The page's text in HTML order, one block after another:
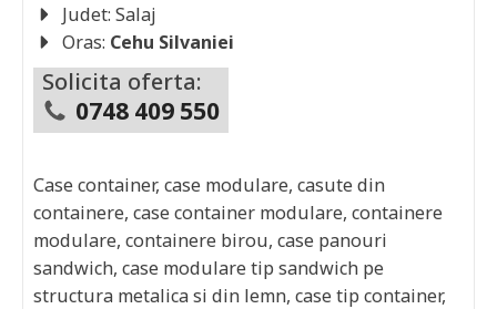
Judet: Salaj
Oras: Cehu Silvaniei
Solicita oferta:
0748 409 550
Case container, case modulare, casute din
containere, case container modulare, containere
modulare, containere birou, case panouri
sandwich, case modulare tip sandwich pe
structura metalica si din lemn, case tip container,